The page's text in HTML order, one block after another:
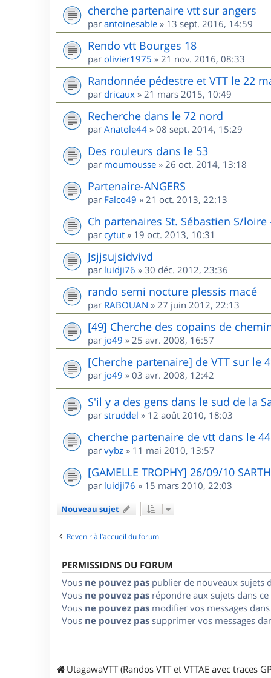
cherche partenaire vtt sur angers
par antoinesable » 13 sept. 2016, 14:59
Rendo vtt Bourges 18
par olivier1975 » 21 nov. 2016, 08:33
Randonnée pédestre et VTT le 22
par dricaux » 21 mars 2015, 10:49
Recherche dans le 72 nord
par Anatole44 » 08 sept. 2014, 15:29
Des rouleurs dans le 53
par moumousse » 26 oct. 2014, 13:18
Partenaire-ANGERS
par Falco49 » 21 oct. 2013, 22:13
Ch partenaires St. Sébastien S/loire
par cytut » 19 oct. 2013, 10:31
Jsjjsujsidvivd
par luidji76 » 30 déc. 2012, 23:36
rando semi nocture plessis macé
par RABOUAN » 27 juin 2012, 22:13
[49] Cherche des copains de
par jo49 » 25 avr. 2008, 16:57
[Cherche partenaire] de VTT sur le
par jo49 » 03 avr. 2008, 12:42
S'il y a des gens dans le sud de la
par struddel » 12 août 2010, 18:03
cherche partenaire de vtt dans le 44
par vybz » 11 mai 2010, 13:57
[GAMELLE TROPHY] 26/09/10
par luidji76 » 15 mars 2010, 22:03
Nouveau sujet
Revenir à l’accueil du forum
PERMISSIONS DU FORUM
Vous ne pouvez pas publier de nouveaux sujets
Vous ne pouvez pas répondre aux sujets dans
Vous ne pouvez pas modifier vos messages
Vous ne pouvez pas supprimer vos messages
UtagawaVTT (Randos VTT et VTTAE avec traces